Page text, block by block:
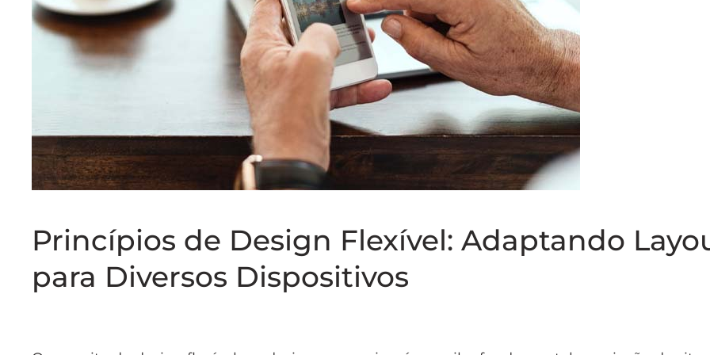
Princípios de Design Flexível: Adaptando
para Diversos Dispositivos